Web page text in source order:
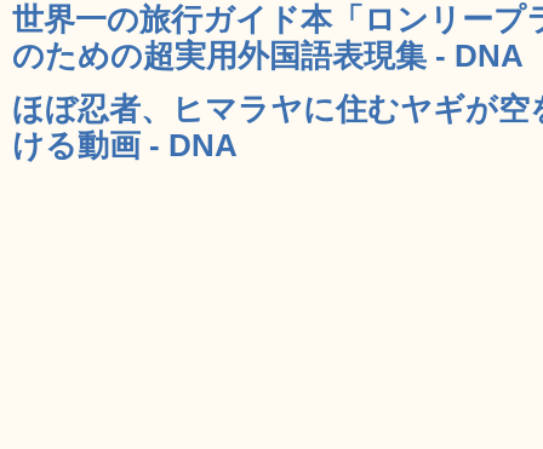
世界一の旅行ガイド本「ロンリープ
のための超実用外国語表現集 - DNA
ほぼ忍者、ヒマラヤに住むヤギが
ける動画 - DNA